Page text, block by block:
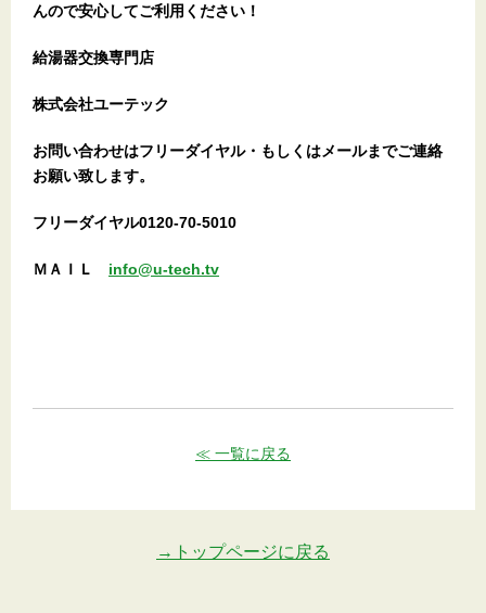
んので安心してご利用ください！
給湯器交換専門店
株式会社ユーテック
お問い合わせはフリーダイヤル・もしくはメールまでご連絡
お願い致します。
フリーダイヤル0120-70-5010
ＭＡＩＬ info@u-tech.tv
≪ 一覧に戻る
→トップページに戻る